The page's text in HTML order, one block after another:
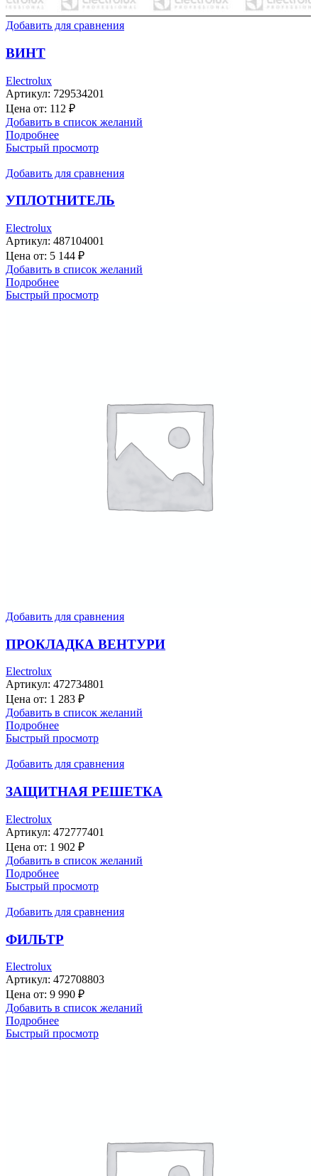
Добавить для сравнения
ВИНТ
Electrolux
Артикул: 729534201
Цена от: 112 ₽
Добавить в список желаний
Подробнее
Быстрый просмотр
Добавить для сравнения
УПЛОТНИТЕЛЬ
Electrolux
Артикул: 487104001
Цена от: 5 144 ₽
Добавить в список желаний
Подробнее
Быстрый просмотр
Добавить для сравнения
ПРОКЛАДКА ВЕНТУРИ
Electrolux
Артикул: 472734801
Цена от: 1 283 ₽
Добавить в список желаний
Подробнее
Быстрый просмотр
Добавить для сравнения
ЗАЩИТНАЯ РЕШЕТКА
Electrolux
Артикул: 472777401
Цена от: 1 902 ₽
Добавить в список желаний
Подробнее
Быстрый просмотр
Добавить для сравнения
ФИЛЬТР
Electrolux
Артикул: 472708803
Цена от: 9 990 ₽
Добавить в список желаний
Подробнее
Быстрый просмотр